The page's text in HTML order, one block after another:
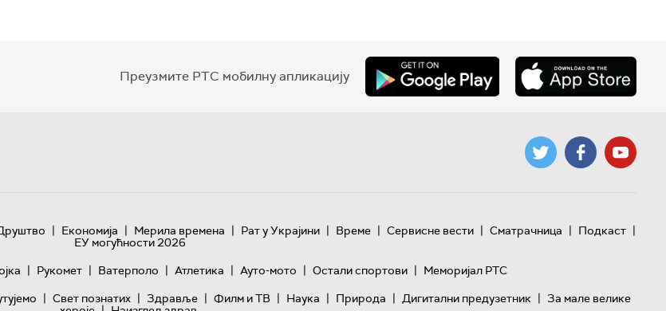
Преузмите РТС мобилну апликацију
| Економија | Мерила времена | Рат у Украјини | Време | Сервисне вести | Сматрачница | Подкаст |
ЕУ могућности 2026
| Рукомет | Ватерполо | Атлетика | Ауто-мото | Остали спортови | Меморијал РТС
| Свет познатих | Здравље | Филм и ТВ | Наука | Природа | Дигитални предузетник | За мале велике